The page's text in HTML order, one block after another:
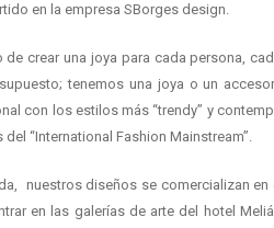
en la empresa SBorges design.
crear una joya para cada persona,
tenemos una joya o un
con los estilos más “trendy” y
“International Fashion Mainstream”.
nuestros diseños se comercializan
en las galerías de arte del hotel